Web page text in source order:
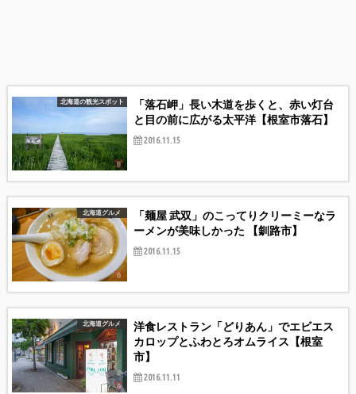
北海道の観光スポット
「落石岬」長い木道を歩くと、赤い灯台
と目の前に広がる太平洋【根室市落石】
2016.11.15
北海道グルメ
「麺屋 武双」のこってりクリーミーなラ
ーメンが美味しかった 【釧路市】
2016.11.15
北海道グルメ
洋食レストラン「どりあん」でエビエス
カロップとふわとろオムライス【根室
市】
2016.11.11